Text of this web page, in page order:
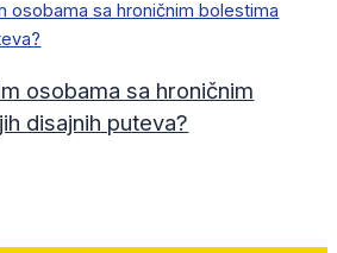
osobama sa hroničnim
disajnih puteva?